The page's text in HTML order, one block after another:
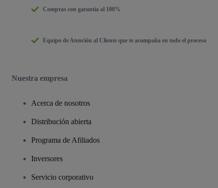
Compras con garantía al 100%
Equipo de Atención al Cliente que te acompaña en todo el proceso
Nuestra empresa
Acerca de nosotros
Distribución abierta
Programa de Afiliados
Inversores
Servicio corporativo